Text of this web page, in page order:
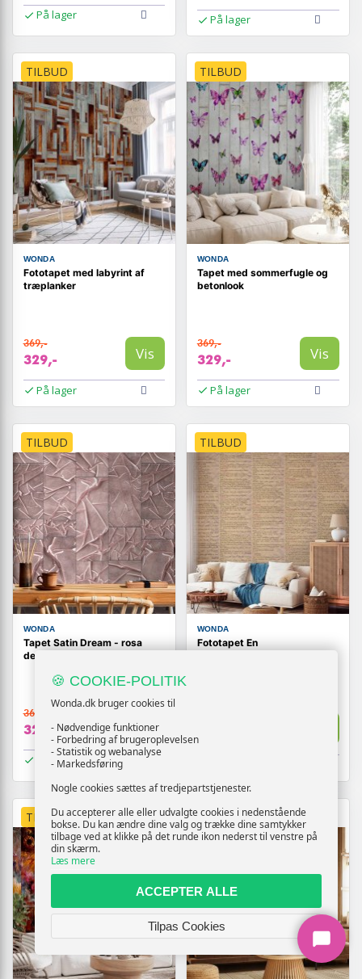
På lager På lager
TILBUD
WONDA
Fototapet med labyrint af
træplanker
369,-
329,- Vis
På lager
TILBUD
WONDA
Tapet med sommerfugle og
betonlook
369,-
329,- Vis
På lager
TILBUD
WONDA
Tapet Satin Dream - rosa
designtapet med struktur
369,-
329,- Vis
På lager
TILBUD
WONDA
Fototapet En
329,-
TILBUD TILBUD
🍪 COOKIE-POLITIK
Wonda.dk bruger cookies til
- Nødvendige funktioner
- Forbedring af brugeroplevelsen
- Statistik og webanalyse
- Markedsføring
Nogle cookies sættes af tredjepartstjenester.
Du accepterer alle eller udvalgte cookies i nedenstående
bokse. Du kan ændre dine valg og trække dine samtykker
tilbage ved at klikke på det runde ikon nederst til venstre på
din skærm.
Læs mere
ACCEPTER ALLE
Tilpas Cookies